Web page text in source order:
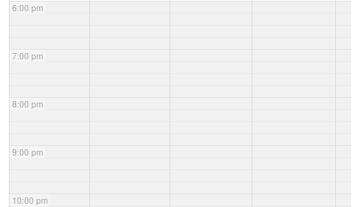
6:00 pm
7:00 pm
8:00 pm
9:00 pm
10:00 pm